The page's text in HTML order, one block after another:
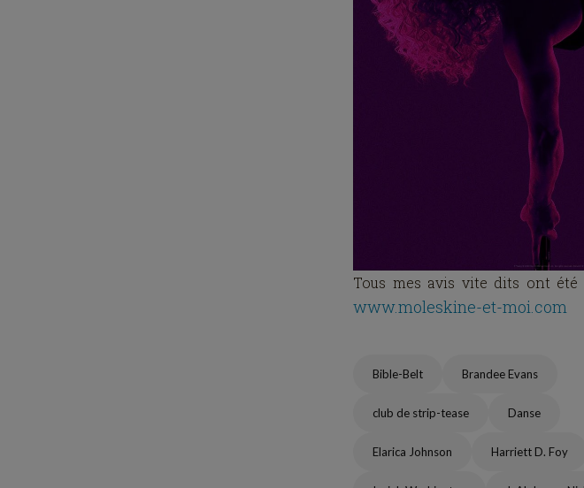
Tous mes avis vite dits ont
www.moleskine-et-moi.com
Bible-Belt Brandee Evans
club de strip-tease Danse
Elarica Johnson Harriett D. Foy